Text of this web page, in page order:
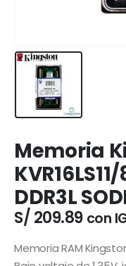
Memoria
DDR3L
S/ 209.89 con
Memoria RAM